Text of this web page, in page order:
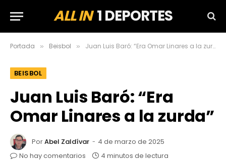
ALL IN1 DEPORTES
Portada » Beisbol » Juan Luis Baró: “Era Omar Linares a la zurda”
BEISBOL
Juan Luis Baró: “Era
Omar Linares a la zurda”
PorAbel Zaldívar
4 de marzo de 2025
No hay comentarios
4 minutos de lectura